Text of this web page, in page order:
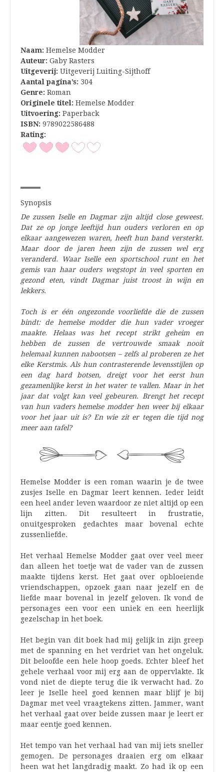
Naam: Hemelse Modder
Auteur: Gaby Rasters
Uitgeverij: Uitgeverij Luiting-Sijthoff
Aantal pagina’s: 304
Genre: Roman
Originele titel: Hemelse Modder
Uitvoering: Paperback
ISBN: 9789022586488
Rating:
Synopsis
De zussen Iselle en Dagmar zijn altijd close geweest.
Dat ze op jonge leeftijd hun ouders verloren en op
elkaar aangewezen waren, heeft hun band versterkt.
Maar door de jaren heen zijn de zussen wel erg
veranderd. Waar Iselle een sportschool runt en het
gemis van haar ouders wegstopt in veel sporten en
gezond eten, vindt Dagmar juist troost in wijn en
lekkers.
Toch is er één ongezonde voorliefde die de zussen
bindt: de hemelse modder die hun vader vroeger
maakte. Helaas was het recept strikt geheim en
hebben de zussen de vertrouwde smaak nooit
helemaal kunnen nabootsen – zelfs al proberen ze het
elke Kerstmis. Als hun contrasterende levensstijlen op
een dag hard botsen, dreigt voor het eerst hun
gezamenlijke kerst in het water te vallen. Maar in het
jaar dat volgt kan veel gebeuren. Brengt het recept
van hun vaders hemelse modder hen weer bij elkaar
voor het jaar uit is? En wie zit er tegen die tijd nog
meer aan tafel?
Hemelse Modder is een roman waarin je de twee
zusjes Iselle en Dagmar leert kennen. Ieder leidt
een heel ander leven waardoor ze niet altijd op een
lijn zitten. Dit resulteert in frustratie,
onuitgesproken gedachtes maar bovenal echte
zussenliefde.
Het verhaal Hemelse Modder gaat over veel meer
dan alleen het toetje wat de vader van de zussen
maakte tijdens kerst. Het gaat over opbloeiende
vriendschappen, opzoek gaan naar jezelf en de
liefde maar bovenal in jezelf geloven. Ik vond de
personages een voor een uniek en een heerlijk
gezelschap in het boek.
Het begin van dit boek had mij gelijk in zijn greep
met de spanning en het verdriet van het ongeluk.
Dit beloofde een hele hoop goeds. Echter bleef het
gehele verhaal voor mij erg aan de oppervlakte. Ik
vond niet de diepte terug die ik verwacht had. Zo
leer je Iselle heel goed kennen maar blijf je bij
Dagmar met veel vraagtekens zitten. Jammer, want
het verhaal gaat over beide zussen maar je leert er
maar eentje goed kennen.
Het tempo van het verhaal had van mij iets sneller
gemogen. De personages draaien erg om elkaar
heen wat het langdradig maakt. Zo had ik op een